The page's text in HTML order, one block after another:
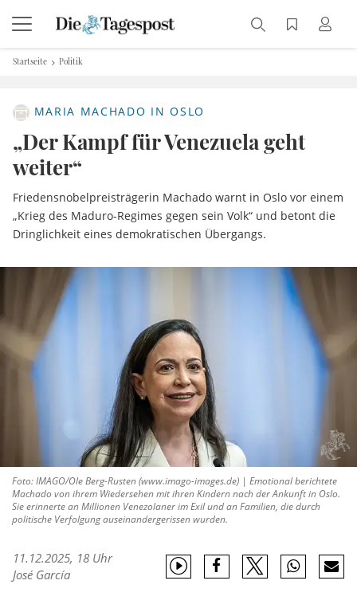
Startseite Politik
MARIA MACHADO IN OSLO
„Der Kampf für Venezuela geht
weiter“
Friedensnobelpreisträgerin Machado warnt in Oslo vor einem
„Krieg des Maduro-Regimes gegen sein Volk“ und betont die
Dringlichkeit eines demokratischen Übergangs.
Foto: IMAGO/Ole Berg-Rusten (www.imago-images.de) | Emotional berichtete
Machado von ihrem Wiedersehen mit ihren Kindern nach der Ankunft in Oslo.
Sie erinnerte an Millionen Venezolaner im Exil und an Familien, die durch
politische Verfolgung auseinandergerissen wurden.
11.12.2025, 18 Uhr
José García